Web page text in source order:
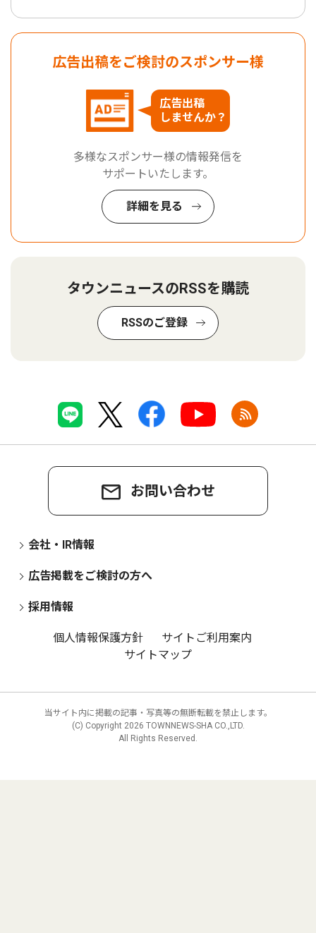
広告出稿をご検討のスポンサー様
広告出稿
しませんか？
多様なスポンサー様の情報発信を
サポートいたします。
詳細を見る
タウンニュースのRSSを購読
RSSのご登録
お問い合わせ
会社・IR情報
広告掲載をご検討の方へ
採用情報
個人情報保護方針
サイトご利用案内
サイトマップ
当サイト内に掲載の記事・写真等の無断転載を禁止します。
(C) Copyright 2026 TOWNNEWS-SHA CO.,LTD.
All Rights Reserved.